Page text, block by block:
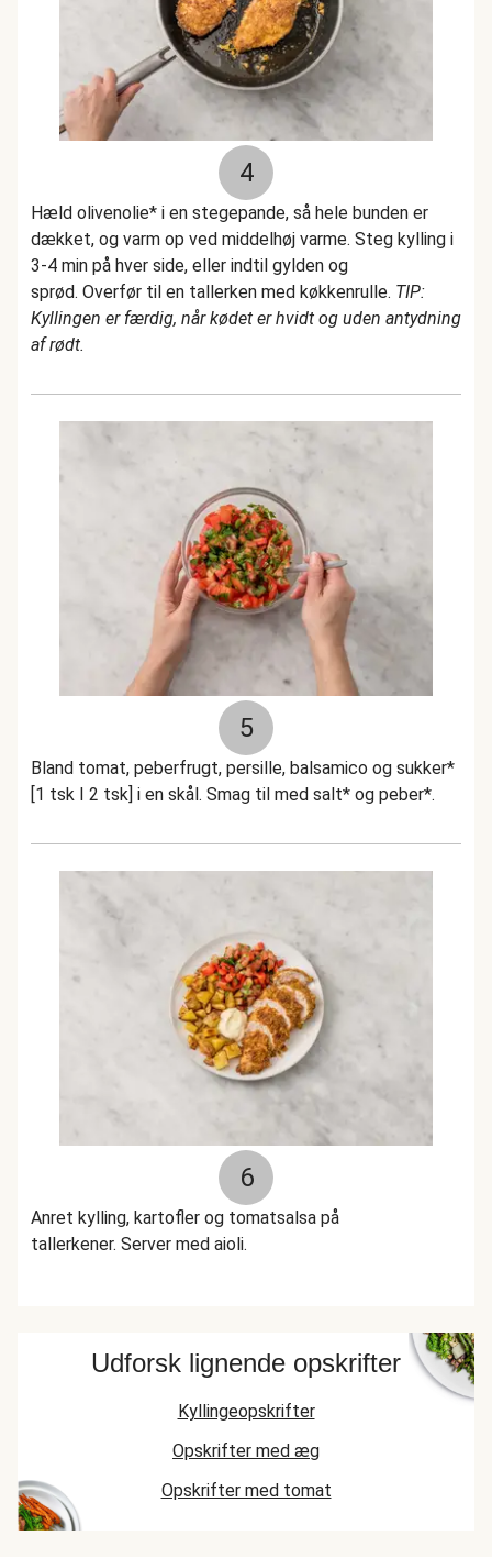
4
Hæld olivenolie* i en stegepande, så hele bunden er
dækket, og varm op ved middelhøj varme. Steg kylling i
3-4 min på hver side, eller indtil gylden og
sprød. Overfør til en tallerken med køkkenrulle. TIP:
Kyllingen er færdig, når kødet er hvidt og uden antydning
af rødt.
5
Bland tomat, peberfrugt, persille, balsamico og sukker*
[1 tsk I 2 tsk] i en skål. Smag til med salt* og peber*.
6
Anret kylling, kartofler og tomatsalsa på
tallerkener. Server med aioli.
Udforsk lignende opskrifter
Kyllingeopskrifter
Opskrifter med æg
Opskrifter med tomat